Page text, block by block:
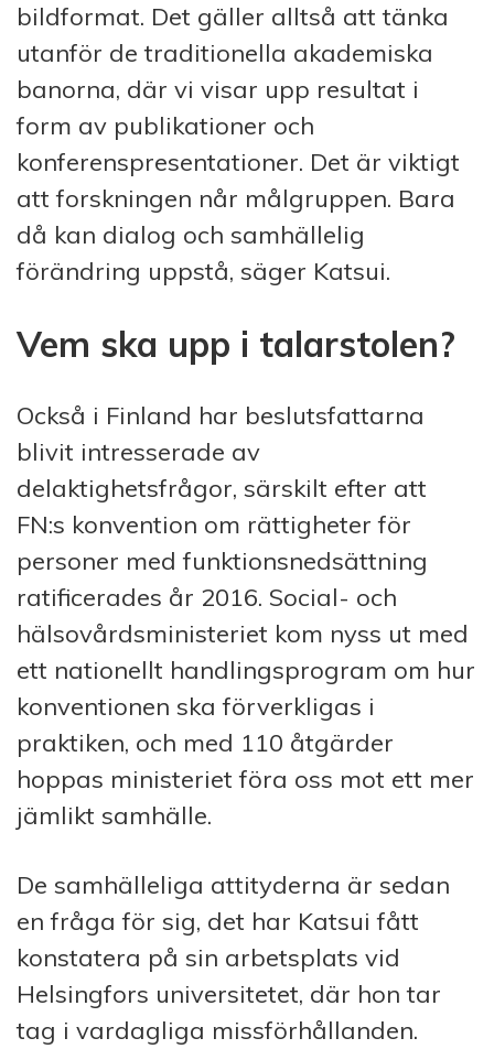
bildformat. Det gäller alltså att tänka
utanför de traditionella akademiska
banorna, där vi visar upp resultat i
form av publikationer och
konferenspresentationer. Det är viktigt
att forskningen når målgruppen. Bara
då kan dialog och samhällelig
förändring uppstå, säger Katsui.
Vem ska upp i talarstolen?
Också i Finland har beslutsfattarna
blivit intresserade av
delaktighetsfrågor, särskilt efter att
FN:s konvention om rättigheter för
personer med funktionsnedsättning
ratificerades år 2016. Social- och
hälsovårdsministeriet kom nyss ut med
ett nationellt handlingsprogram om hur
konventionen ska förverkligas i
praktiken, och med 110 åtgärder
hoppas ministeriet föra oss mot ett mer
jämlikt samhälle.
De samhälleliga attityderna är sedan
en fråga för sig, det har Katsui fått
konstatera på sin arbetsplats vid
Helsingfors universitetet, där hon tar
tag i vardagliga missförhållanden.